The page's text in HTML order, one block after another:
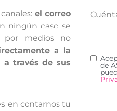
el correo
ningún caso se
por medios no
a la
a través de sus
en contarnos tu
de